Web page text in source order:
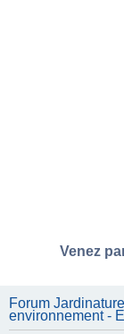
Venez
Forum
environnement -